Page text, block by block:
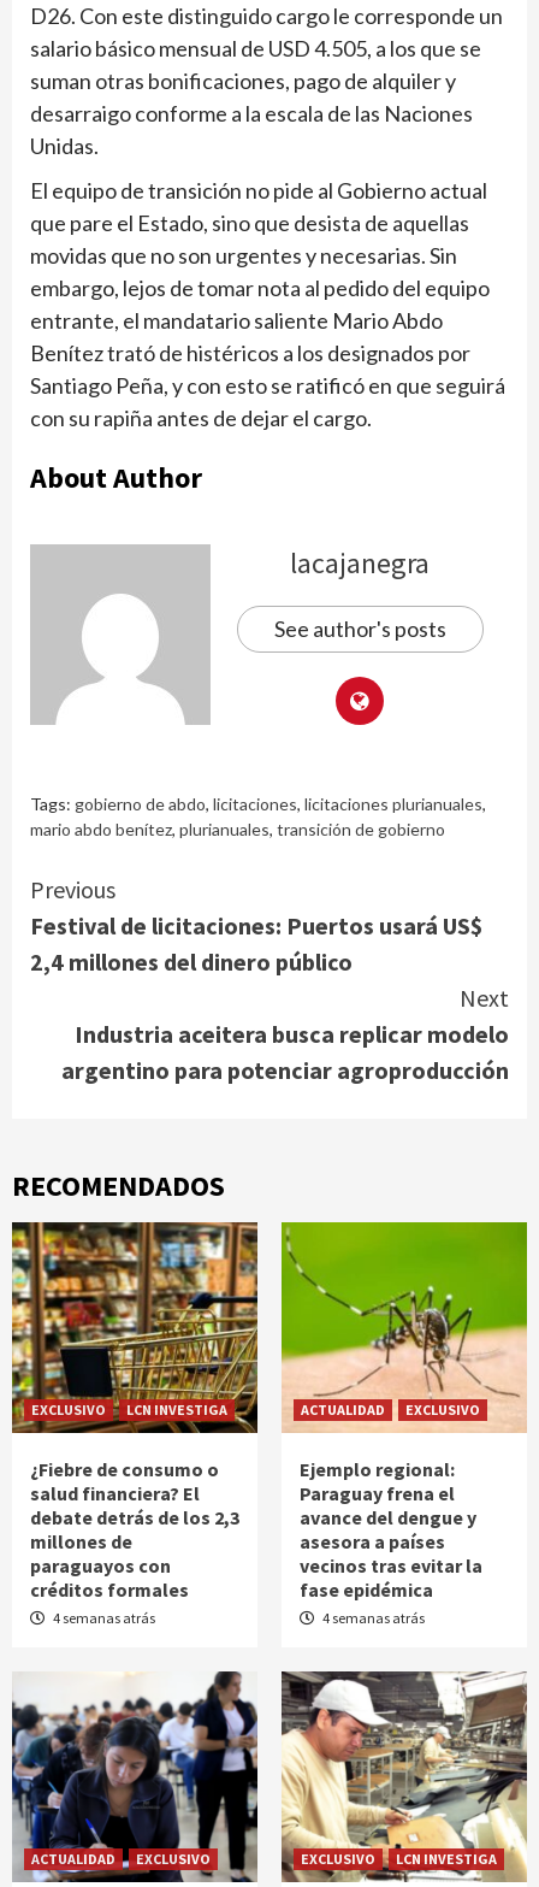
D26. Con este distin­guido cargo le corresponde un
salario básico mensual de USD 4.505, a los que se
suman otras bonificaciones, pago de alquiler y
desarraigo con­forme a la escala de las Nacio­nes
Unidas.
El equipo de transición no pide al Gobierno actual
que pare el Estado, sino que desista de aquellas
movidas que no son urgentes y necesarias. Sin
embargo, lejos de tomar nota al pedido del equipo
entrante, el mandatario saliente Mario Abdo
Benítez trató de histéricos a los designados por
Santiago Peña, y con esto se ratificó en que seguirá
con su rapiña antes de dejar el cargo.
About Author
lacajanegra
See author's posts
Tags: gobierno de abdo, licitaciones, licitaciones plurianuales,
mario abdo benítez, plurianuales, transición de gobierno
Continue
Reading
Previous
Festival de licitaciones: Puertos usará US$
2,4 millones del dinero público
Next
Industria aceitera busca replicar modelo
argentino para potenciar agroproducción
RECOMENDADOS
EXCLUSIVO LCN INVESTIGA
¿Fiebre de consumo o
salud financiera? El
debate detrás de los 2,3
millones de
paraguayos con
créditos formales
4 semanas atrás
ACTUALIDAD EXCLUSIVO
Ejemplo regional:
Paraguay frena el
avance del dengue y
asesora a países
vecinos tras evitar la
fase epidémica
4 semanas atrás
ACTUALIDAD EXCLUSIVO EXCLUSIVO LCN INVESTIGA